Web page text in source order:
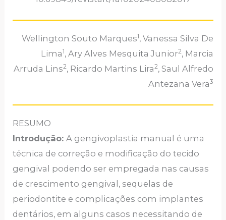
Wellington Souto Marques1, Vanessa Silva De
Lima1, Ary Alves Mesquita Junior2, Marcia
Arruda Lins2, Ricardo Martins Lira2, Saul Alfredo
Antezana Vera3
RESUMO
Introdução:A gengivoplastia manual é uma
técnica de correção e modificação do tecido
gengival podendo ser empregada nas causas
de crescimento gengival, sequelas de
periodontite e complicações com implantes
dentários, em alguns casos necessitando de